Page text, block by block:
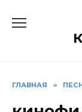
ГЛАВНАЯ »